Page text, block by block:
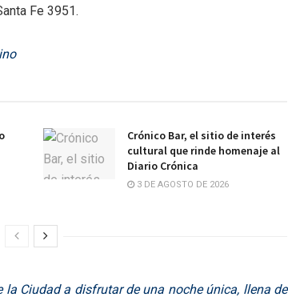
Fe 3951.
Crónico Bar, el sitio de interés
cultural que rinde homenaje al
Diario Crónica
3 DE AGOSTO DE 2026
la Ciudad a disfrutar de una noche única, llena de